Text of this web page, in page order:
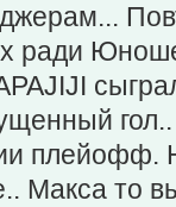
ради
плейофф.
Макса то